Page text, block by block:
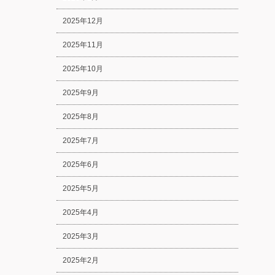
2025年12月
2025年11月
2025年10月
2025年9月
2025年8月
2025年7月
2025年6月
2025年5月
2025年4月
2025年3月
2025年2月